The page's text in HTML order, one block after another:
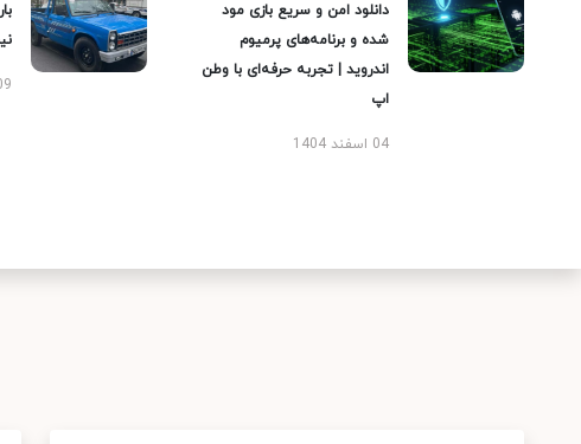
دانلود امن و سریع بازی مود
شده و برنامه‌های پرمیوم
اندروید | تجربه حرفه‌ای با وطن
اپ
04 اسفند 1404
09